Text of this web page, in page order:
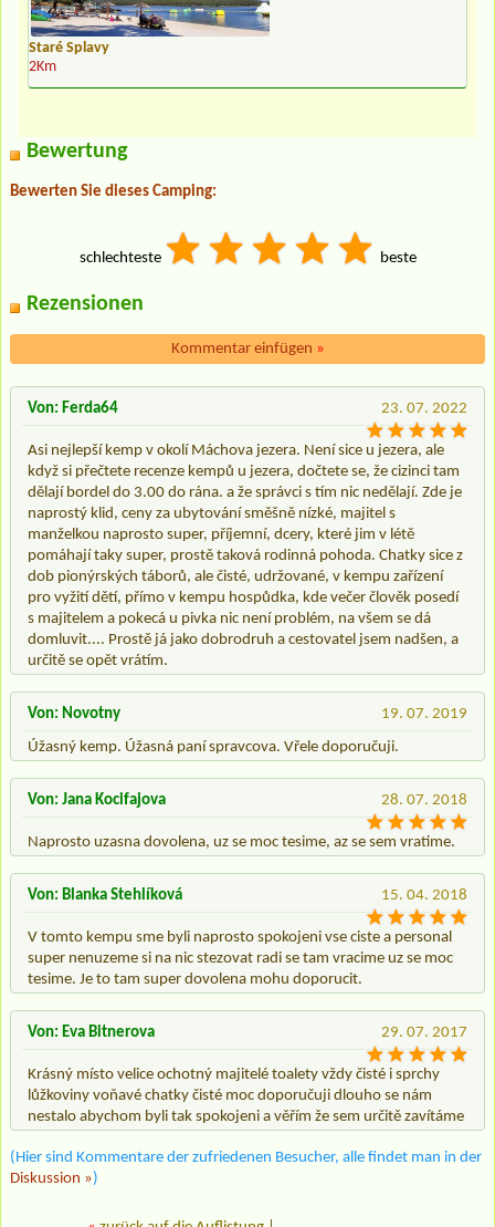
Staré Splavy
2Km
Bewertung
Bewerten Sie dieses Camping:
schlechteste beste
Rezensionen
Kommentar einfügen »
23. 07. 2022
Von: Ferda64
Asi nejlepší kemp v okolí Máchova jezera. Není sice u jezera, ale
když si přečtete recenze kempů u jezera, dočtete se, že cizinci tam
dělají bordel do 3.00 do rána. a že správci s tím nic nedělají. Zde je
naprostý klid, ceny za ubytování směšně nízké, majitel s
manželkou naprosto super, příjemní, dcery, které jim v létě
pomáhají taky super, prostě taková rodinná pohoda. Chatky sice z
dob pionýrských táborů, ale čisté, udržované, v kempu zařízení
pro vyžití dětí, přímo v kempu hospůdka, kde večer člověk posedí
s majitelem a pokecá u pivka nic není problém, na všem se dá
domluvit.... Prostě já jako dobrodruh a cestovatel jsem nadšen, a
určitě se opět vrátím.
19. 07. 2019
Von: Novotny
Úžasný kemp. Úžasná paní spravcova. Vřele doporučuji.
28. 07. 2018
Von: Jana Kocifajova
Naprosto uzasna dovolena, uz se moc tesime, az se sem vratime.
15. 04. 2018
Von: Blanka Stehlíková
V tomto kempu sme byli naprosto spokojeni vse ciste a personal
super nenuzeme si na nic stezovat radi se tam vracime uz se moc
tesime. Je to tam super dovolena mohu doporucit.
29. 07. 2017
Von: Eva Bitnerova
Krásný místo velice ochotný majitelé toalety vždy čisté i sprchy
lůžkoviny voňavé chatky čisté moc doporučuji dlouho se nám
nestalo abychom byli tak spokojeni a věřím že sem určitě zavítáme
(Hier sind Kommentare der zufriedenen Besucher, alle findet man in der
Diskussion »)